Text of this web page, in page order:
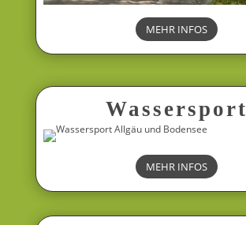
MEHR INFOS
Wassersport
MEHR INFOS